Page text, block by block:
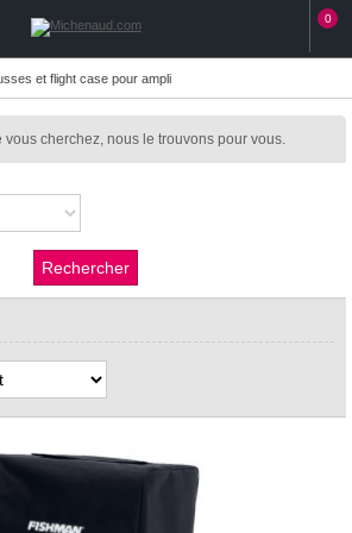
0
et flight case pour ampli
vous cherchez, nous le trouvons pour vous.